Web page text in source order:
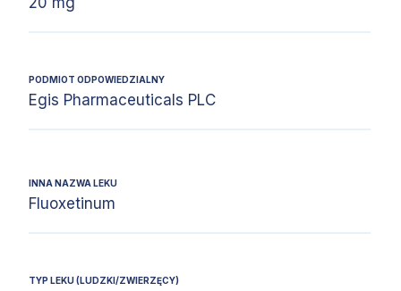
PODMIOT ODPOWIEDZIALNY
Egis Pharmaceuticals PLC
INNA NAZWA LEKU
Fluoxetinum
TYP LEKU (LUDZKI/ZWIERZĘCY)